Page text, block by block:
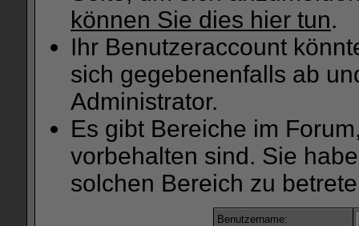
können Sie dies hier tun.
Ihr Benutzeraccount
sich gegebenenfalls ab
Administrator.
Es gibt Bereiche im
vorbehalten sind. Sie
solchen Bereich zu
Benutzername: